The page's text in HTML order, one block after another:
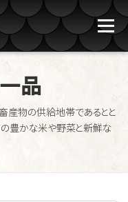
メニュー
ン焼たあ坊
合わせ ご予約
品
産物の供給地帯であるとと
豊かな米や野菜と新鮮な